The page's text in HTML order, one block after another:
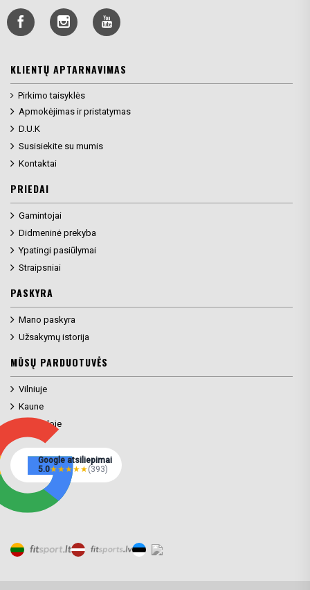
KLIENTŲ APTARNAVIMAS
Pirkimo taisyklės
Apmokėjimas ir pristatymas
D.U.K
Susisiekite su mumis
Kontaktai
PRIEDAI
Gamintojai
Didmeninė prekyba
Ypatingi pasiūlymai
Straipsniai
PASKYRA
Mano paskyra
Užsakymų istorija
MŪSŲ PARDUOTUVĖS
Vilniuje
Kaune
Klaipėdoje
Google atsiliepimai
5.0★★★★★(393)